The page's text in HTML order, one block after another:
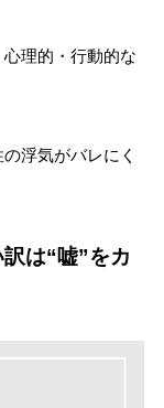
理的・行動的な
浮気がバレにく
は“嘘”をカ